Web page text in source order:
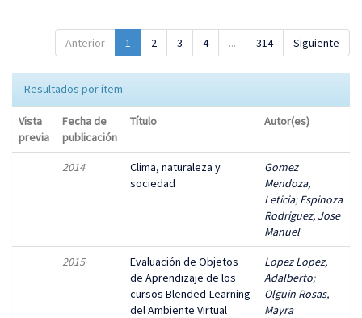
Anterior 1 2 3 4 ... 314 Siguiente
Resultados por ítem:
Vista
previa
Fecha de
publicación
Título Autor(es)
2014
Clima, naturaleza y
sociedad
Gomez
Mendoza,
Leticia;Espinoza
Rodriguez, Jose
Manuel
2015
Evaluación de Objetos
de Aprendizaje de los
cursos Blended-Learning
del Ambiente Virtual
Lopez Lopez,
Adalberto;
Olguin Rosas,
Mayra